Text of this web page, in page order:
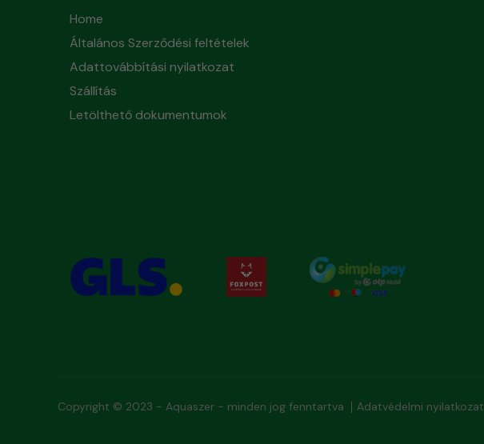
Home
Általános Szerződési feltételek
Adattovábbítási nyilatkozat
Szállítás
Letölthető dokumentumok
Copyright © 2023 - Aquaszer - minden jog fenntartva Adatvédelmi nyilatkozat